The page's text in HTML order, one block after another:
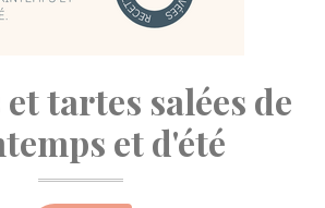
tartes salées de
et d'été